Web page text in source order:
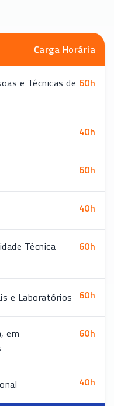
Carga Horária
e Técnicas de 60h
40h
60h
40h
Técnica
60h
e Laboratórios 60h
em
60h
40h